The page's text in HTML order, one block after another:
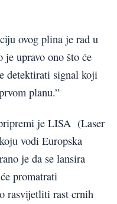
ovog plina je rad u
je upravo ono što će
detektirati signal koji
planu.”
je LISA (Laser
vodi Europska
je da se lansira
promatrati
rasvijetliti rast crnih